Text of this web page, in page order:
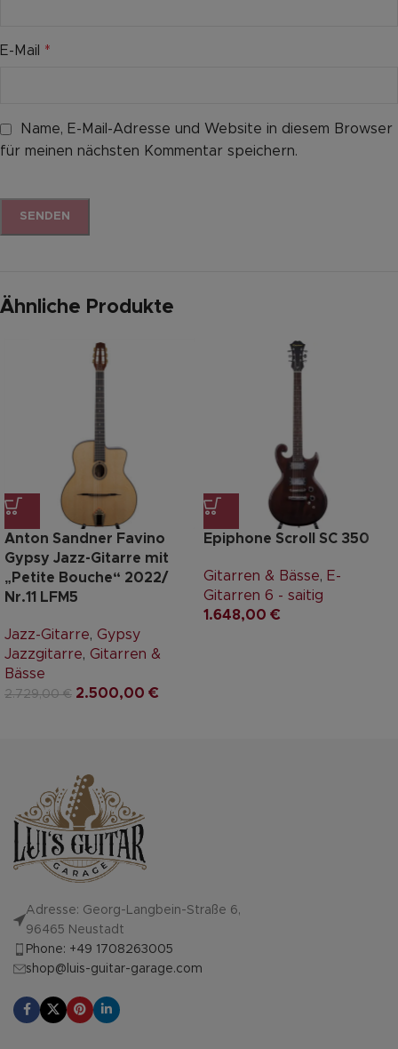
E-Mail *
Name, E-Mail-Adresse und Website in diesem Browser
für meinen nächsten Kommentar speichern.
Ähnliche Produkte
Anton Sandner Favino
Gypsy Jazz-Gitarre mit
„Petite Bouche“ 2022/
Nr.11 LFM5
Jazz-Gitarre, Gypsy
Jazzgitarre, Gitarren &
Bässe
2.729,00€ 2.500,00 €
Epiphone Scroll SC 350
Gitarren & Bässe, E-
Gitarren 6 - saitig
1.648,00 €
Adresse: Georg-Langbein-Straße 6,
96465 Neustadt
Phone: +49 1708263005
shop@luis-guitar-garage.com